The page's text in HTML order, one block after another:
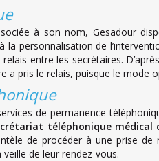
à son nom, Gesadour
la personnalisation de
entre les secrétaires.
a pris le relais, puisque le
de permanence
téléphonique médical
de procéder à une prise
de leur rendez-vous.